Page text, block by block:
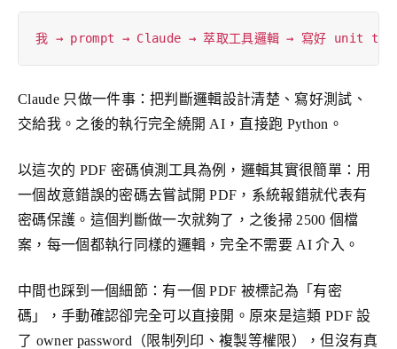
Claude 只做一件事：把判斷邏輯設計清楚、寫好測試、
交給我。之後的執行完全繞開 AI，直接跑 Python。
以這次的 PDF 密碼偵測工具為例，邏輯其實很簡單：用
一個故意錯誤的密碼去嘗試開 PDF，系統報錯就代表有
密碼保護。這個判斷做一次就夠了，之後掃 2500 個檔
案，每一個都執行同樣的邏輯，完全不需要 AI 介入。
中間也踩到一個細節：有一個 PDF 被標記為「有密
碼」，手動確認卻完全可以直接開。原來是這類 PDF 設
了 owner password（限制列印、複製等權限），但沒有真